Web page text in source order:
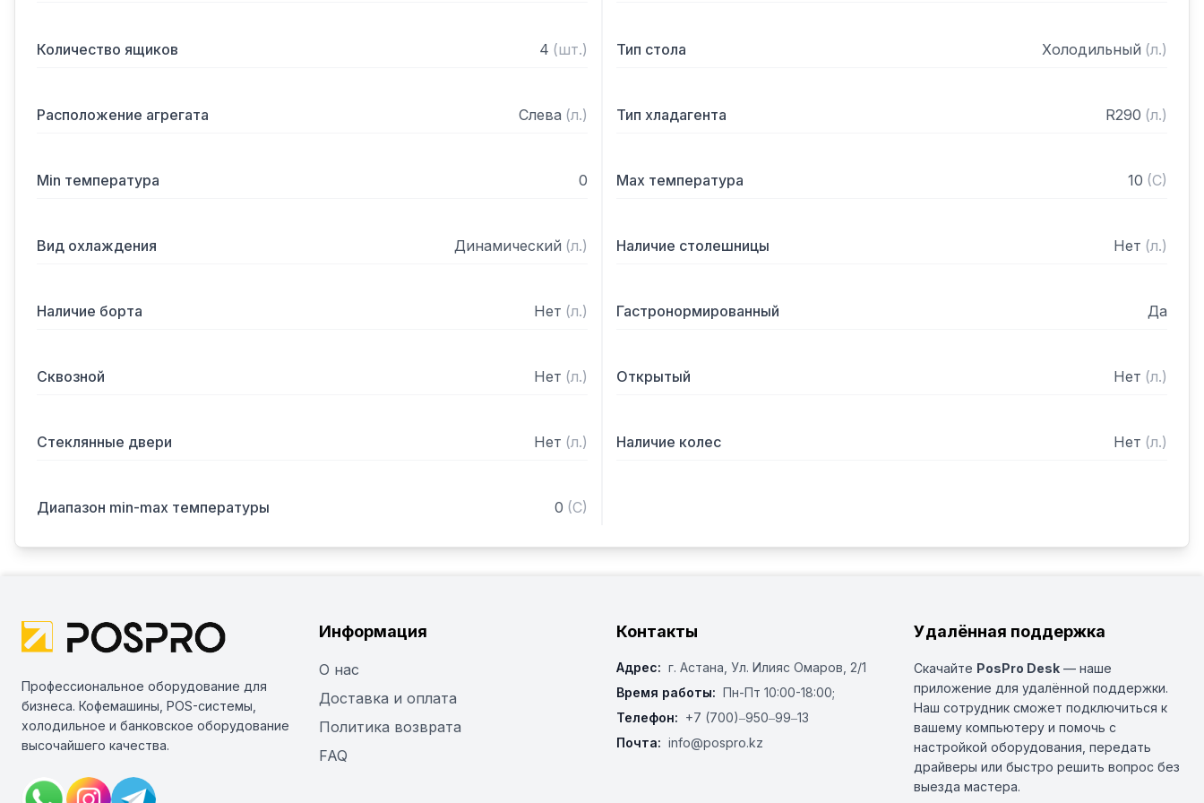
Количество ящиков 4 (шт.) Тип стола Холодильный (л.)
Расположение агрегата Слева (л.) Тип хладагента R290 (л.)
Min температура 0 Max температура 10 (C)
Вид охлаждения Динамический (л.) Наличие столешницы Нет (л.)
Наличие борта Нет (л.) Гастронормированный Да
Сквозной Нет (л.) Открытый Нет (л.)
Стеклянные двери Нет (л.) Наличие колес Нет (л.)
Диапазон min-max температуры 0 (C)
Профессиональное оборудование для
бизнеса. Кофемашины, POS-системы,
холодильное и банковское оборудование
высочайшего качества.
Информация
О нас
Доставка и оплата
Политика возврата
FAQ
Контакты
Адрес: г. Астана, ​Ул. Илияс Омаров, 2/1
Время работы: Пн-Пт 10:00-18:00;
Телефон: +7 (700)‒950‒99‒13
Почта: info@pospro.kz
Удалённая поддержка
Скачайте PosPro Desk — наше
приложение для удалённой поддержки.
Наш сотрудник сможет подключиться к
вашему компьютеру и помочь с
настройкой оборудования, передать
драйверы или быстро решить вопрос без
выезда мастера.